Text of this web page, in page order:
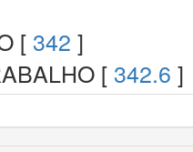
[ 342 ]
[ 342.6 ]